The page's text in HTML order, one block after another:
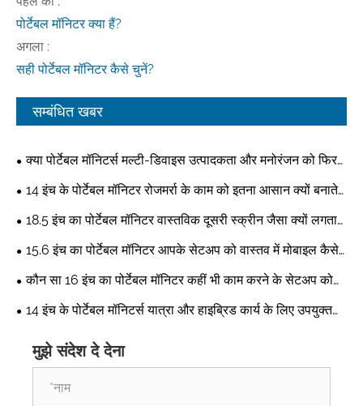
पोर्टेबल मॉनिटर क्या हैं?
अगला :
सही पोर्टेबल मॉनिटर कैसे चुनें?
सम्बंधित खबर
क्या पोर्टेबल मॉनिटर्स मल्टी-डिवाइस उत्पादकता और मनोरंजन को फिर
से परिभाषित कर रहे हैं?
14 इंच के पोर्टेबल मॉनिटर रोजमर्रा के काम को इतना आसान क्यों बनाते
18.5 इंच का पोर्टेबल मॉनिटर वास्तविक दूसरी स्क्रीन जैसा क्यों लगता
15.6 इंच का पोर्टेबल मॉनिटर आपके सेटअप को वास्तव में मोबाइल कैसे
बना सकता है?
कौन सा 16 इंच का पोर्टेबल मॉनिटर कहीं भी काम करने के सेटअप को
वास्तव में आरामदायक बनाता है?
14 इंच के पोर्टेबल मॉनिटर्स यात्रा और हाइब्रिड कार्य के लिए उपयुक्त
मुझे संदेश दे देना